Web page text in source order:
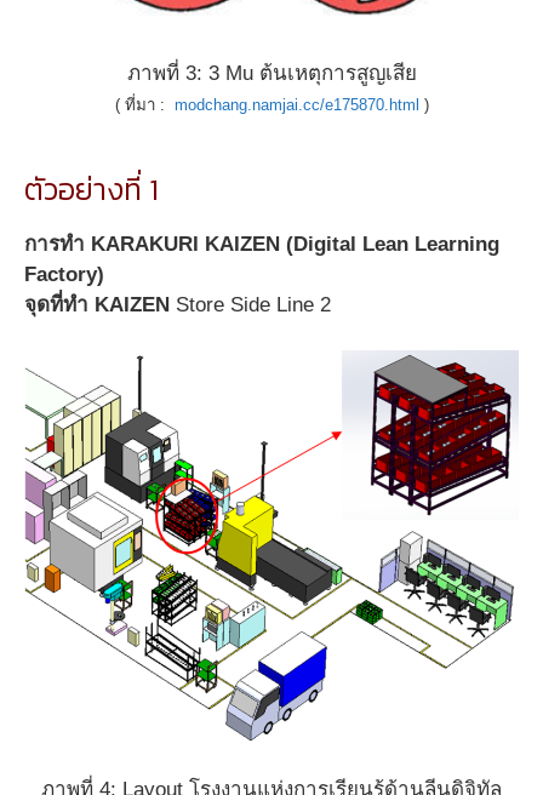
ภาพที่ 3: 3 Mu ต้นเหตุการสูญเสีย
( ที่มา : modchang.namjai.cc/e175870.html )
ตัวอย่างที่ 1
การทำ KARAKURI KAIZEN (Digital Lean Learning
Factory)
จุดที่ทำ KAIZEN Store Side Line 2
ภาพที่ 4: Layout โรงงานแห่งการเรียนรู้ด้านลีนดิจิทัล